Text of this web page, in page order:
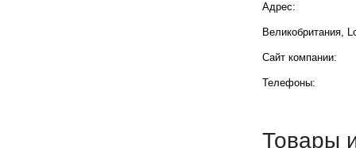
Адрес:
Великобритания,
Сайт компании:
Телефоны:
Товары